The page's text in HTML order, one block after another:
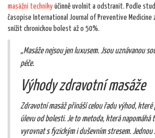
masážní techniky účinně uvolnit a odstranit. Podle
časopise International Journal of Preventive Medicine
snížit chronickou bolest až o 50%.
„Masáže nejsou jen luxusem. Jsou uznávanou
péče.
Výhody zdravotní masáže
Zdravotní masáž přináší celou řadu výhod, které
úlevu od bolesti. Je to metoda, která napomáhá
vyrovnat s fyzickým i duševním stresem.